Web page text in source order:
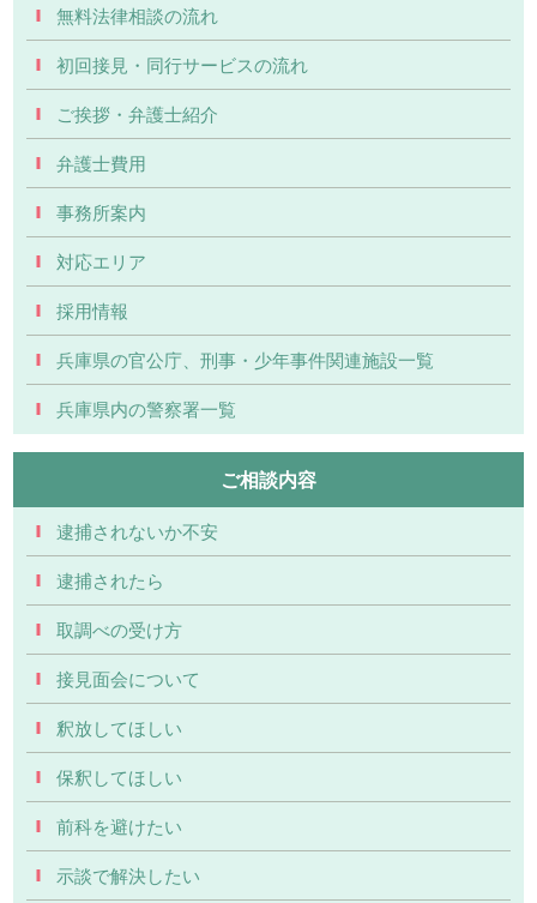
無料法律相談の流れ
初回接見・同行サービスの流れ
ご挨拶・弁護士紹介
弁護士費用
事務所案内
対応エリア
採用情報
兵庫県の官公庁、刑事・少年事件関連施設一覧
兵庫県内の警察署一覧
ご相談内容
逮捕されないか不安
逮捕されたら
取調べの受け方
接見面会について
釈放してほしい
保釈してほしい
前科を避けたい
示談で解決したい